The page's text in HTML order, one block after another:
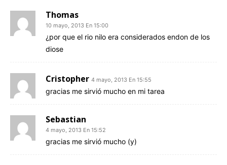
Thomas
10 mayo, 2013 En 15:00
¿por que el rio nilo era considerados endon de los
diose
Cristopher 4 mayo, 2013 En 15:55
gracias me sirvió mucho en mi tarea
Sebastian
4 mayo, 2013 En 15:52
gracias me sirvió mucho (y)